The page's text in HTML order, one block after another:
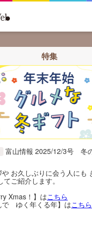
特集
富山情報 2025/12/3号 冬
お久しぶりに会う人にも
ご紹介します。
Xmas！】はこちら
で ゆく年くる年】はこちら